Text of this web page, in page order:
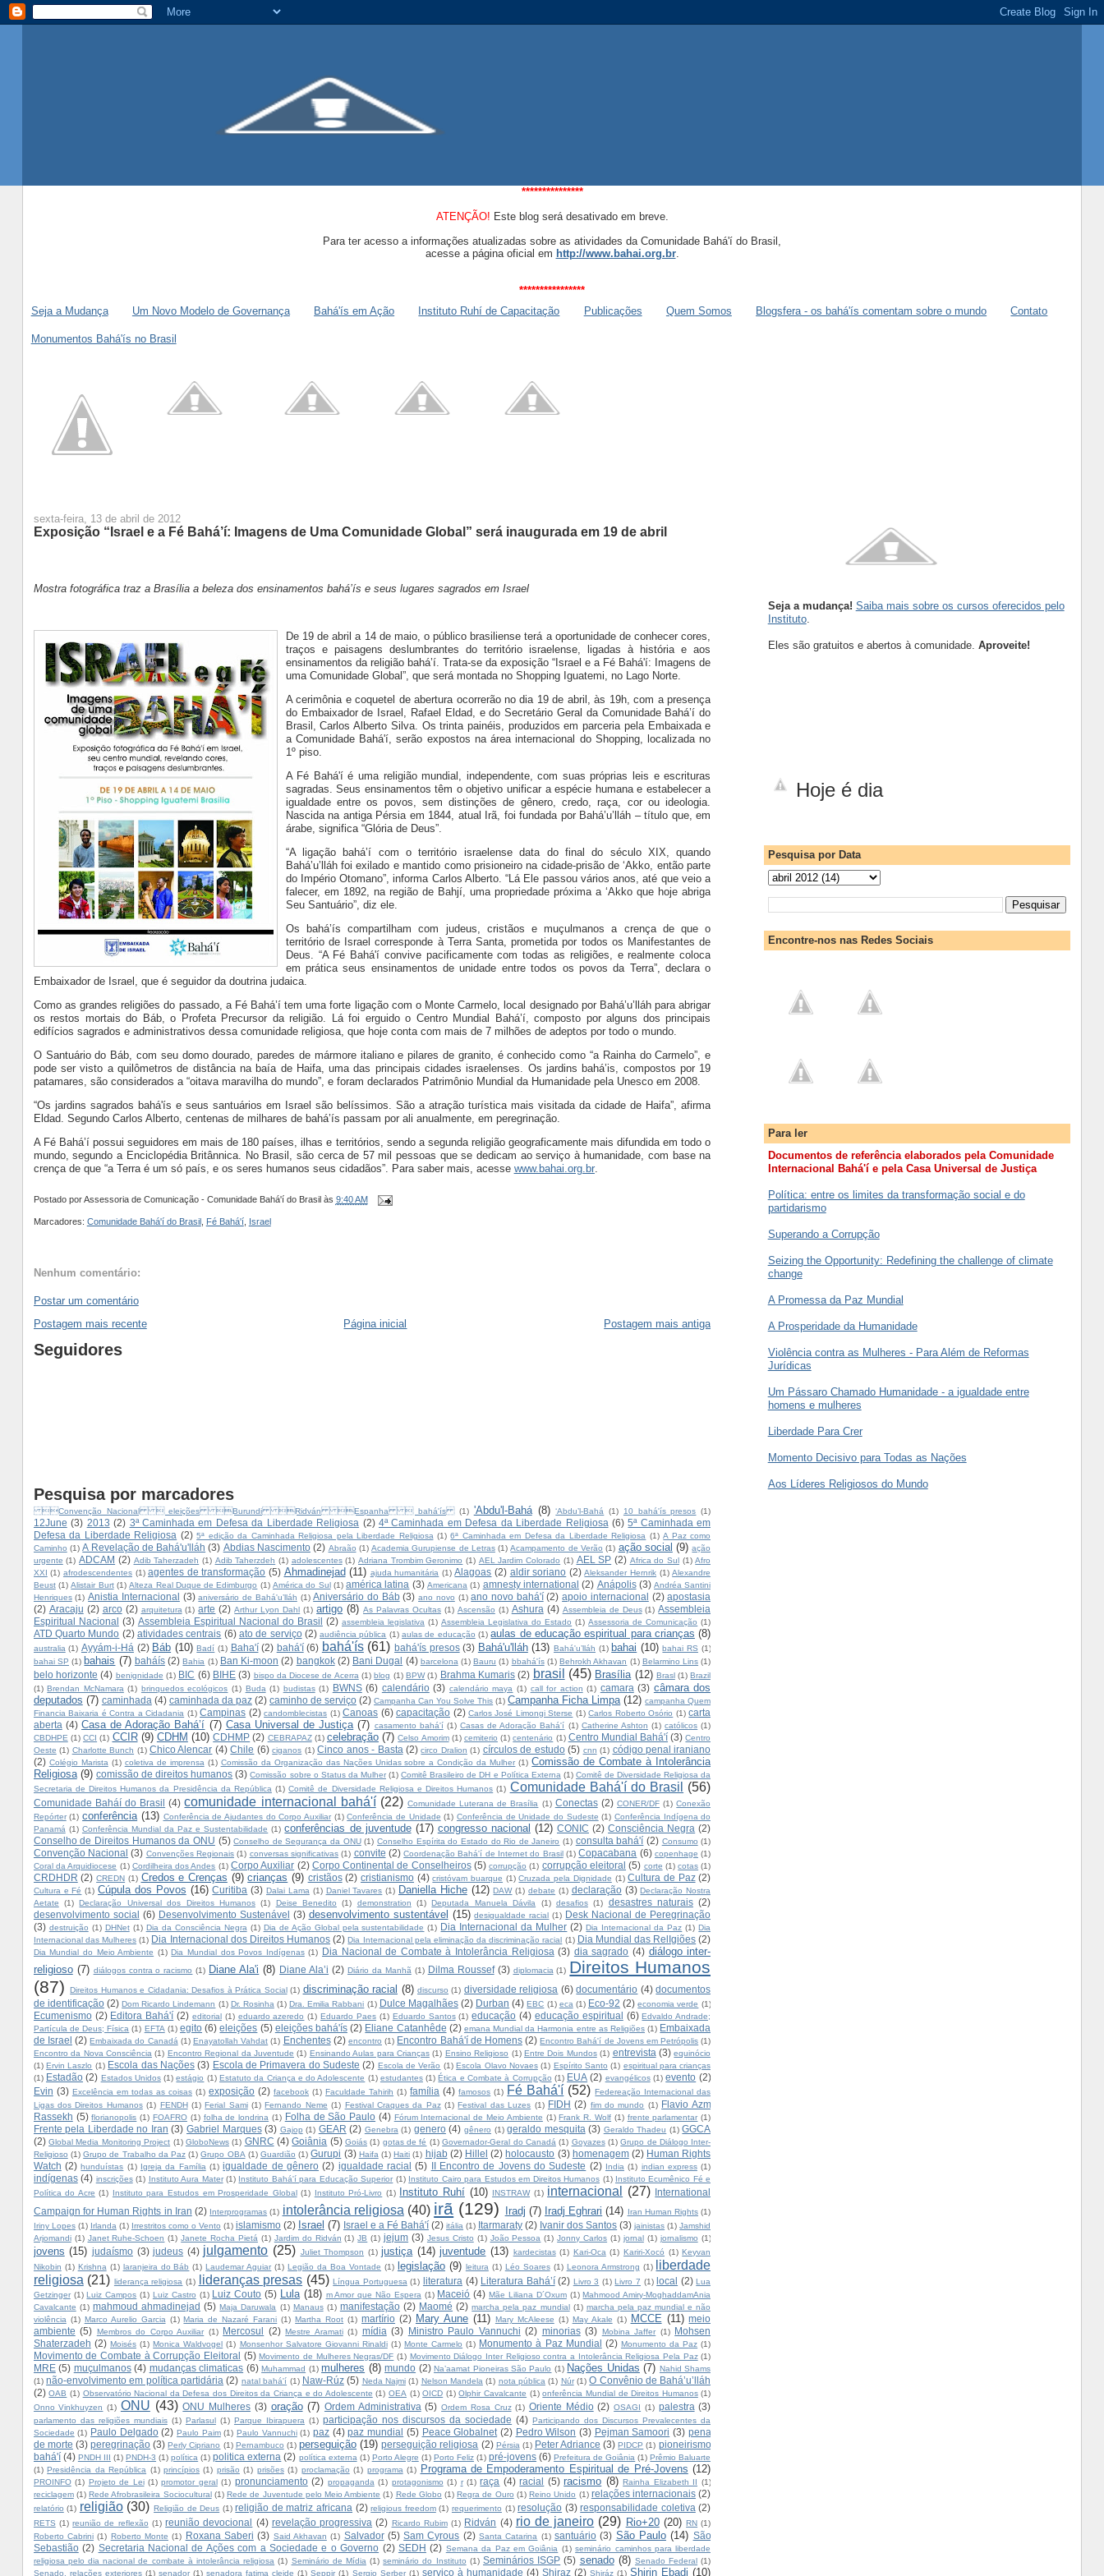
***************
ATENÇÃO! Este blog será desativado em breve.
Para ter acesso a informações atualizadas sobre as atividades da Comunidade Bahá'í do Brasil,
acesse a página oficial em http://www.bahai.org.br.
****************
Seja a Mudança
Um Novo Modelo de Governança Bahá'ís em Ação Instituto Ruhí de Capacitação Publicações Quem Somos Blogsfera - os bahá'ís comentam sobre o mundo Contato
Monumentos Bahá'ís no Brasil
sexta-feira, 13 de abril de 2012
Exposição “Israel e a Fé Bahá’í: Imagens de Uma Comunidade Global” será inaugurada em 19 de abril
Mostra fotográfica traz a Brasília a beleza dos ensinamentos bahá’ís e seus lugares sagrados em Israel
De 19 de abril a 14 de maio, o público brasiliense terá a oportunidade de conhecer cores,
traços e paisagens deslumbrantes do território israelense, ligadas à história e aos
ensinamentos da religião bahá’í. Trata-se da exposição “Israel e a Fé Bahá'í: Imagens de
uma Comunidade Global”, que será montada no Shopping Iguatemi, no Lago Norte.
A cerimônia e coquetel de abertura ocorrerão no dia 19 de abril, às 19h, com a presença
do Embaixador de Israel, Rafael Eldad, e do Secretário Geral da Comunidade Bahá’í do
Brasil, Carlos Alberto Silva. Os trinta painéis, produzidos em parceria pela Embaixada e
a Comunidade Bahá'í, serão expostos na área internacional do Shopping, localizada no
1º piso.
A Fé Bahá'í é uma religião mundial, independente, com suas próprias leis e escrituras
sagradas. Seus ensinamentos têm o objetivo unificar a espécie humana e estabelecer a
igualdade entre os povos, sem distinções de gênero, credo, raça, cor ou ideologia.
Nascida na antiga Pérsia em 1844, atual Irã, foi fundada por Bahá’u’lláh – título que, em
árabe, significa “Glória de Deus”.
“A ligação bahá’í com o território israelense data do final do século XIX, quando
Bahá’u’lláh foi exilado e mantido como prisioneiro na cidade-prisão de ‘Akko, então parte
do Império Otomano”, informa Carlos Alberto. “Lá Ele passou vários anos, até que veio a
falecer, em 1892, na região de Bahjí, uma propriedade próxima a ‘Akko que hoje abriga
Seu Santuário”, diz ele.
Os bahá’ís compartilham com judeus, cristãos e muçulmanos a crença de que o
território de Israel corresponde à Terra Santa, prometida por todos os Manifestantes de
Deus. “A Fé Bahá'í convive pacificamente com todas as religiões, e realmente coloca
em prática seus ensinamentos de unidade entre todos os povos da Terra”, declara o
Embaixador de Israel, que é seguidor da doutrina judaica.
Como as grandes religiões do passado, a Fé Bahá’í tem uma forte ligação com o Monte Carmelo, local designado por Bahá’u’lláh para abrigar
os restos mortais do Báb, o Profeta Precursor da religião. Lá foi erguido o Centro Mundial Bahá’í, composto por alguns dos principais
edifícios sagrados e administrativos dessa comunidade religiosa, que hoje conta com mais de 7 milhões de adeptos por todo o mundo.
O Santuário do Báb, com seu domo dourado, paredes de mármore italiano e pilares de granito, é conhecido como “a Rainha do Carmelo”, e
pode ser visto a quilômetros de distância na baía de Haifa, uma das principais cidades israelenses. Os jardins bahá’is, compostos por 19
patamares, são considerados a “oitava maravilha do mundo”, e foram declarados Patrimônio Mundial da Humanidade pela Unesco em 2008.
“Os jardins sagrados bahá'ís e seus santuários em Israel são belíssimos. São a atração turística mais visitada da cidade de Haifa”, afirma
Eldad. Segundo Carlos Alberto, centenas de milhares de bahá’ís passam por ali anualmente, em peregrinação.
A Fé Bahá’í possui seguidores em mais de 180 países, ilhas e territórios, sendo a segunda religião geograficamente mais difundida em todo o
mundo, segundo a Enciclopédia Britânnica. No Brasil, são cerca de 57 mil pessoas que se dedicam ao serviço à humanidade, com base na
crença de que “a Terra é um só país, e os seres humanos seus cidadãos”. Para saber mais, acesse www.bahai.org.br.
Postado porAssessoria de Comunicação - Comunidade Bahá'í do Brasil às 9:40 AM
Marcadores: Comunidade Bahá'í do Brasil Fé Bahá'í Israel
Nenhum comentário:
Postar um comentário
Postagem mais recente
Postagem mais antiga
Página inicial
Seguidores
Pesquisa por marcadores
Convenção Nacional  eleições Burundi Ridván Espanha  bahá'ís (1) 'Abdu'l-Bahá (8) ‘Abdu’l-Bahá (1) 10 bahá'ís presos (1)
12June (3) 2013 (2) 3ª Caminhada em Defesa da Liberdade Religiosa (2) 4ª Caminhada em Defesa da Liberdade Religiosa (6) 5ª Caminhada em
Defesa da Liberdade Religiosa (2) 5ª edição da Caminhada Religiosa pela Liberdade Religiosa (1) 6ª Caminhada em Defesa da Liberdade Religiosa (1) A Paz como
Caminho (1) A Revelação de Bahá'u'lláh (3) Abdias Nascimento (2) Abraão (1) Academia Gurupiense de Letras (1) Acampamento de Verão (1) ação social (9) ação
urgente (1) ADCAM (2) Adib Taherzadeh (1) Adib Taherzdeh (1) adolescentes (1) Adriana Trombim Geronimo (1) AEL Jardim Colorado (1) AEL SP (2) Africa do Sul (1) Afro
XXI (1) afrodescendentes (1) agentes de transformação (5) Ahmadinejad (11) ajuda humanitária (1) Alagoas (2) aldir soriano (2) Aleksander Hernrik (1) Alexandre
Beust (1) Alistair Burt (1) Alteza Real Duque de Edimburgo (1) América do Sul (1) américa latina (3) Americana (1) amnesty international (2) Anápolis (3) Andréa Santini
Henriques (1) Anistia Internacional (3) aniversário de Bahá'u’lláh (1) Aniversário do Báb (3) ano novo (1) ano novo bahá'í (2) apoio internacional (2) apostasia
(2) Aracaju (2) arco (2) arquitetura (1) arte (2) Arthur Lyon Dahl (1) artigo (8) As Palavras Ocultas (1) Ascensão (1) Ashura (4) Assembleia de Deus (1) Assembleia
Espiritual Nacional
(3) Assembleia Espiritual Nacional do Brasil (2) assembleia legislativa (1) Assembleia Legislativa do Estado (1) Assessoria de Comunicação (1)
ATD Quarto Mundo (2) atividades centrais (6) ato de serviço (2) audiência pública (1) aulas de educação (1) aulas de educação espiritual para crianças (8)
australia (1) Ayyám-i-Há (2) Báb (10) Badí (1) Baha'í (2) bahá'í (6) bahá'ís (61) bahá'ís presos (3) Bahá'u'lláh (13) Bahá'u’lláh (1) bahai (10) bahai RS (1)
bahai SP (1) bahais (7) baháís (2) Bahia (1) Ban Ki-moon (2) bangkok (2) Bani Dugal (4) barcelona (1) Bauru (1) bbahá'ís (1) Behrokh Akhavan (1) Belarmino Lins (1)
belo horizonte (4) benignidade (1) BIC (6) BIHE (3) bispo da Diocese de Acerra (1) blog (1) BPW (1) Brahma Kumaris (2) brasil (45) Brasília (12) Brasl (1) Brazil
(1) Brendan McNamara (1) brinquedos ecológicos (1) Buda (1) budistas (1) BWNS (6) calendário (3) calendário maya (1) call for action (1) camara (3) câmara dos
deputados (7) caminhada (4) caminhada da paz (2) caminho de serviço (2) Campanha Can You Solve This (1) Campanha Ficha Limpa (12) campanha Quem
Financia Baixaria é Contra a Cidadania (1) Campinas (2) candomblecistas (1) Canoas (6) capacitação (2) Carlos José Limongi Sterse (1) Carlos Roberto Osório (1) carta
aberta (4) Casa de Adoração Bahá’í (7) Casa Universal de Justiça (7) casamento bahá'í (1) Casas de Adoração Bahá'í (1) Catherine Ashton (1) católicos (1)
CBDHPE (1) CCI (1) CCIR (9) CDHM (10) CDHMP (2) CEBRAPAZ (1) celebração (7) Celso Amorim (1) cemiterio (1) centenário (1) Centro Mundial Bahá'í (3) Centro
Oeste (1) Charlotte Bunch (1) Chico Alencar (4) Chile (6) ciganos (1) Cinco anos - Basta (2) circo Dralion (1) círculos de estudo (5) cnn (1) código penal iraniano
(2) Colégio Marista (1) coletiva de imprensa (1) Comissão da Organização das Nações Unidas sobre a Condição da Mulher (1) Comissão de Combate à Intolerância
Religiosa (9) comissão de direitos humanos (3) Comissão sobre o Status da Mulher (1) Comitê Brasileiro de DH e Política Externa (1) Comitê de Diversidade Religiosa da
Secretaria de Direitos Humanos da Presidência da República (1) Comitê de Diversidade Religiosa e Direitos Humanos (1) Comunidade Bahá'í do Brasil (56)
Comunidade Baháí do Brasil (4) comunidade internacional bahá'í (22) Comunidade Luterana de Brasília (1) Conectas (2) CONER/DF (1) Conexão
Repórter (1) conferência (13) Conferência de Ajudantes do Corpo Auxiliar (1) Conferência de Unidade (1) Conferência de Unidade do Sudeste (1) Conferência Indígena do
Panamá (1) Conferência Mundial da Paz e Sustentabilidade (1) conferências de juventude (17) congresso nacional (12) CONIC (2) Consciência Negra (2)
Conselho de Direitos Humanos da ONU (5) Conselho de Segurança da ONU (1) Conselho Espírita do Estado do Rio de Janeiro (1) consulta bahá'í (2) Consumo (1)
Convenção Nacional (3) Convenções Regionais (1) conversas significativas (1) convite (2) Coordenação Bahá'í de Internet do Brasil (1) Copacabana (6) copenhage (1)
Coral da Arquidiocese (1) Cordilheira dos Andes (1) Corpo Auxiliar (2) Corpo Continental de Conselheiros (5) corrupção (1) corrupção eleitoral (5) corte (1) cotas (1)
CRDHDR (2) CREDN (1) Credos e Crenças (9) crianças (9) cristãos (2) cristianismo (4) cristóvam buarque (1) Cruzada pela Dignidade (1) Cultura de Paz (2)
Cultura e Fé (1) Cúpula dos Povos (16) Curitiba (3) Dalai Lama (1) Daniel Tavares (1) Daniella Hiche (12) DAW (1) debate (1) declaração (3) Declaração Nostra
Aetate
(1) Declaração Universal dos Direitos Humanos (1) Deise Benedito (1) demonstration (1) Deputada Manuela Dávila (1) desafios (1) desastres naturais (2)
desenvolvimento social
(6) Desenvolvimento Sustenável (3) desenvolvimento sustentável (15) desigualdade racial (1) Desk Nacional de Peregrinação
(3) destruição (1) DHNet (1) Dia da Consciência Negra (1) Dia de Ação Global pela sustentabilidade (1) Dia Internacional da Mulher (2) Dia Internacional da Paz (1) Dia
Internacional das Mulheres (1) Dia Internacional dos Direitos Humanos (2) Dia Internacional pela eliminação da discriminação racial (1) Dia Mundial das RelIgiões (2)
Dia Mundial do Meio Ambiente (1) Dia Mundial dos Povos Indígenas (1) Dia Nacional de Combate à Intolerância Religiosa (3) dia sagrado (4) diálogo inter-
religioso (7) diálogos contra o racismo (1) Diane Ala'i (8) Diane Ala’i (2) Diário da Manhã (1) Dilma Roussef (3) diplomacia (1) Direitos Humanos
(87)
Direitos Humanos e Cidadania: Desafios à Prática Social (1) discriminação racial (8) discurso (1) diversidade religiosa (6) documentário (4) documentos
de identificação (2) Dom Ricardo Lindemann (1) Dr. Rosinha (1) Dra. Emilia Rabbani (1) Dulce Magalhães (2) Durban (4) EBC (1) eca (1) Eco-92 (2) economia verde (1)
Ecumenismo (2) Editora Bahá'í (2) editorial (1) eduardo azeredo (1) Eduardo Paes (1) Eduardo Santos (1) educação (4) educação espiritual (6) Edvaldo Andrade;
Partícula de Deus; Física (1) EFTA (1) egito (6) eleições (5) eleições bahá'ís (2) Eliane Catanhêde (2) emana Mundial da Harmonia entre as Religiões (1) Embaixada
de Israel (2) Embaixada do Canadá (1) Enayatollah Vahdat (1) Enchentes (2) encontro (1) Encontro Bahá'í de Homens (2) Encontro Bahá'í de Jovens em Petrópolis (1)
Encontro da Nova Consciência (1) Encontro Regional da Juventude (1) Ensinando Aulas para Crianças (1) Ensino Religioso (1) Entre Dois Mundos (1) entrevista (3) equinócio
(1) Ervin Laszlo (1) Escola das Nações (3) Escola de Primavera do Sudeste (2) Escola de Verão (1) Escola Olavo Novaes (1) Espírito Santo (1) espiritual para crianças
(1) Estadão (2) Estados Unidos (1) estágio (1) Estatuto da Criança e do Adolescente (1) estudantes (1) Ética e Combate à Corrupção (1) EUA (2) evangélicos (1) evento (2)
Evin (3) Excelência em todas as coisas (1) exposição (2) facebook (1) Faculdade Tahirih (1) família (4) famosos (1) Fé Bahá'í (52) Federeação Internacional das
Ligas dos Direitos Humanos (1) FENDH (1) Ferial Sami (1) Fernando Neme (1) Festival Craques da Paz (1) Festival das Luzes (1) FIDH (2) fim do mundo (1) Flavio Azm
Rassekh (5) florianopolis (1) FOAFRO (1) folha de londrina (1) Folha de São Paulo (4) Fórum Internacional de Meio Ambiente (1) Frank R. Wolf (1) frente parlamentar (1)
Frente pela Liberdade no Iran (3) Gabriel Marques (3) Gajop (1) GEAR (2) Genebra (1) genero (4) gênero (1) geraldo mesquita (3) Geraldo Thadeu (1) GGCA
(2) Global Media Monitoring Project (1) GloboNews (1) GNRC (4) Goiânia (5) Goiás (1) gotas de fé (1) Governador-Geral do Canadá (1) Goyazes (1) Grupo de Diálogo Inter-
Religioso (1) Grupo de Trabalho da Paz (1) Grupo OBA (1) Guardião (1) Gurupi (3) Haifa (1) Haiti (1) hijab (2) Hillel (2) holocausto (3) homenagem (2) Human Rights
Watch (2) hunduístas (1) Igreja da Família (1) igualdade de gênero (2) igualdade racial (5) II Encontro de Jovens do Sudeste (2) India (1) indian express (1)
indígenas (4) inscrições (1) Instituto Aura Mater (1) Instituto Bahá'í para Educação Superior (1) Instituto Cairo para Estudos em Direitos Humanos (1) Instituto Ecumênico Fé e
Política do Acre (1) Instituto para Estudos em Prosperidade Global (1) Instituto Pró-Livro (1) Instituto Ruhí (10) INSTRAW (1) internacional (27)
International
Campaign for Human Rights in Iran (2) Interprogramas (1) intolerância religiosa (40) irã (129) Iradj (7) Iradj Eghrari (14) Iran Human Rights (1)
Iriny Lopes (1) Irlanda (1) Irrestritos como o Vento (1) islamismo (2) Israel (7) Israel e a Fé Bahá'í (2) itália (1) Itarmaraty (2) Ivanir dos Santos (3) jainistas (1) Jamshid
Arjomandi (1) Janet Ruhe-Schoen (1) Janete Rocha Pietá (1) Jardim do Ridván (1) JB (1) jejum (3) Jesus Cristo (1) João Pessoa (1) Jonny Carlos (1) jornal (1) jornalismo (1)
jovens (15) judaísmo (3) judeus (4) julgamento (25) Juliet Thompson (1) justiça (14) juventude (13) kardecistas (1) Kari-Oca (1) Kariri-Xocó (1) Keyvan
Nikobin (1) Krishna (1) laranjeira do Báb (1) Laudemar Aguiar (1) Legião da Boa Vontade (1) legislação (9) leitura (1) Léo Soares (1) Leonora Armstrong (1)
liberdade
religiosa (21) liderança religiosa (1) lideranças presas (45) Língua Portuguesa (1) literatura (4) Literatura Bahá’í (2) Livro 3 (1) Livro 7 (1) local (2) Lua
Getzinger (1) Luiz Campos (1) Luiz Castro (1) Luiz Couto (5) Lula (18) m Amor que Não Espera (1) Maceió (4) Mãe Liliana D´Oxum (1) Mahmood Amiry-MoghaddamAnia
Cavalcante (1) mahmoud ahmadinejad (5) Maja Daruwala (1) Manaus (1) manifestação (2) Maomé (2) marcha pela paz mundial (1) marcha pela paz mundial e não
violência (1) Marco Aurelio Garcia (1) Maria de Nazaré Farani (1) Martha Root (1) martírio (2) Mary Aune (11) Mary McAleese (1) May Akale (1) MCCE (11) meio
ambiente (5) Membros do Corpo Auxiliar (1) Mercosul (2) Mestre Aramati (1) mídia (3) Ministro Paulo Vannuchi (2) minorias (3) Mobina Jaffer (1)
Mohsen
Shaterzadeh (2) Moisés (1) Monica Waldvogel (1) Monsenhor Salvatore Giovanni Rinaldi (1) Monte Carmelo (1) Monumento à Paz Mundial (2) Monumento da Paz (1)
Movimento de Combate à Corrupção Eleitoral (5) Movimento de Mulheres Negras/DF (1) Movimento Diálogo Inter Religioso contra a Intolerância Religiosa Pela Paz (1)
MRE (5) muçulmanos (4) mudanças climaticas (6) Muhammad (1) mulheres (8) mundo (2) Na’aamat Pioneiras São Paulo (1) Nações Unidas (7) Nahid Shams
(1) não-envolvimento em política partidária (2) natal bahá'í (1) Naw-Rúz (5) Neda Najmi (1) Nelson Mandela (1) nota pública (1) Núr (1) O Convênio de Bahá’u’lláh
(2) OAB (1) Observatório Nacional da Defesa dos Direitos da Criança e do Adolescente (1) OEA (1) OICD (1) Olphir Cavalcante (1) onferência Mundial de Direitos Humanos (1)
Onno Vinkhuyzen (1) ONU (43) ONU Mulheres (3) oração (7) Ordem Administrativa (5) Ordem Rosa Cruz (1) Oriente Médio (2) OSAGI (1) palestra (3)
parlamento das religiões mundiais (1) Parlasul (1) Parque Ibirapuera (1) participação nos discursos da sociedade (4) Participando dos Discursos Prevalecentes da
Sociedade (1) Paulo Delgado (2) Paulo Paim (1) Paulo Vannuchi (1) paz (4) paz mundial (5) Peace Globalnet (2) Pedro Wilson (3) Pejman Samoori (3) pena
de morte (3) peregrinação (3) Perly Cipriano (1) Pernambuco (1) perseguição (19) perseguição religiosa (2) Pérsia (1) Peter Adriance (3) PIDCP (1) pioneirismo
bahá'í (4) PNDH III (1) PNDH-3 (1) política (1) politica externa (2) política externa (1) Porto Alegre (1) Porto Feliz (1) pré-jovens (6) Prefeitura de Goiânia (1) Prêmio Baluarte
(1) Presidência da República (1) princípios (1) prisão (1) prisões (1) proclamação (1) programa (1) Programa de Empoderamento Espiritual de Pré-Jovens (12)
PROINFO (1) Projeto de Lei (1) promotor geral (1) pronunciamento (2) propaganda (1) protagonismo (1) r (1) raça (4) racial (5) racismo (8) Rainha Elizabeth II (1)
reciclagem (1) Rede Afrobrasileira Sociocultural (1) Rede de Juventude pelo Meio Ambiente (1) Rede Globo (1) Regra de Ouro (1) Reino Unido (1) relações internacionais (2)
relatório (1) religião (30) Religião de Deus (1) religião de matriz africana (2) religious freedom (1) requerimento (1) resolução (3) responsabilidade coletiva (2)
RETS (1) reunião de reflexão (1) reunião devocional (4) revelação progressiva (2) Ricardo Rubim (1) Ridván (4) rio de janeiro (29) Rio+20 (20) RN (1)
Roberto Cabrini (1) Roberto Monte (1) Roxana Saberi (3) Said Akhavan (1) Salvador (5) Sam Cyrous (2) Santa Catarina (1) santuário (3) São Paulo (14) São
Sebastião (2) Secretaria Nacional de Ações com a Sociedade e o Governo (2) SEDH (2) Semana da Paz em Goiânia (1) seminário caminhos para liberdade
religiosa pelo dia nacional de combate à intolerância religiosa (1) Seminário de Mídia (1) seminário do Instituto (1) Seminários ISGP (5) senado (8) Senado Federal (1)
Senado. relações exteriores (1) senador (1) senadora fatima cleide (1) Seppir (1) Sergio Serber (1) serviço à humanidade (4) Shiraz (2) Shiráz (1) Shirin Ebadi (10)
Seja a mudança! Saiba mais sobre os cursos oferecidos pelo
Instituto.
Eles são gratuitos e abertos à comunidade. Aproveite!
Hoje é dia
Pesquisa por Data
Encontre-nos nas Redes Sociais
Para ler
Documentos de referência elaborados pela Comunidade
Internacional Bahá'í e pela Casa Universal de Justiça
Política: entre os limites da transformação social e do
partidarismo
Superando a Corrupção
Seizing the Opportunity: Redefining the challenge of climate
change
A Promessa da Paz Mundial
A Prosperidade da Humanidade
Violência contra as Mulheres - Para Além de Reformas
Jurídicas
Um Pássaro Chamado Humanidade - a igualdade entre
homens e mulheres
Liberdade Para Crer
Momento Decisivo para Todas as Nações
Aos Líderes Religiosos do Mundo